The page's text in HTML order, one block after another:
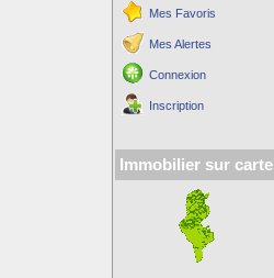
Mes Favoris
Mes Alertes
Connexion
Inscription
Immobilier sur carte